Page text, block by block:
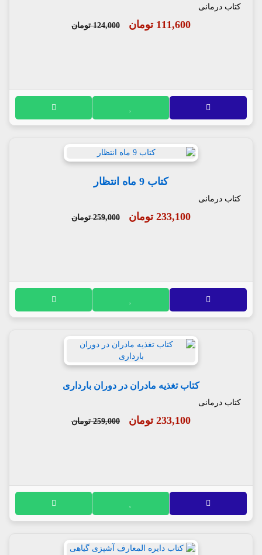
کتاب درمانی
111,600 تومان 124,000 تومان
کتاب 9 ماه انتظار
کتاب درمانی
233,100 تومان 259,000 تومان
کتاب تغذیه مادران در دوران بارداری
کتاب درمانی
233,100 تومان 259,000 تومان